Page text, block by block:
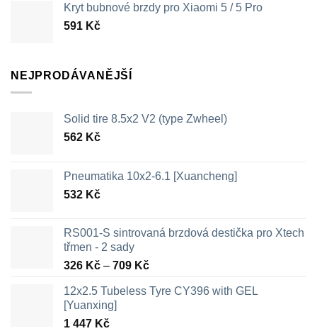
Kryt bubnové brzdy pro Xiaomi 5 / 5 Pro
591 Kč
NEJPRODÁVANĚJŠÍ
Solid tire 8.5x2 V2 (type Zwheel)
562 Kč
Pneumatika 10x2-6.1 [Xuancheng]
532 Kč
RS001-S sintrovaná brzdová destička pro Xtech
třmen - 2 sady
326 Kč – 709 KčRozpětí
326 Kč
12x2.5 Tubeless Tyre CY396 with GEL
[Yuanxing]
1 447 Kč